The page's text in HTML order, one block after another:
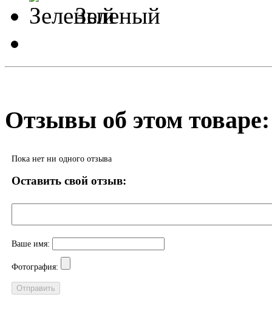
Зеленый
Отзывы об этом товаре:
Пока нет ни одного отзыва
Оставить свой отзыв:
Ваше имя:
Фотография: